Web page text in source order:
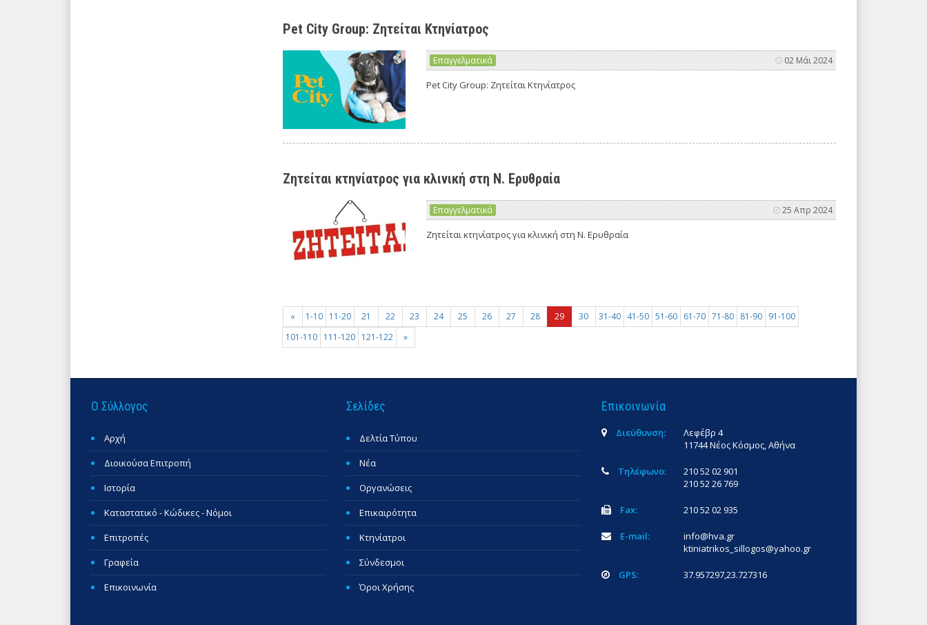
Pet City Group: Ζητείται Κτηνίατρος
Επαγγελματικά 02 Μάι 2024
Pet City Group: Ζητείται Κτηνίατρος
Ζητείται κτηνίατρος για κλινική στη Ν. Ερυθραία
Επαγγελματικά 25 Απρ 2024
Ζητείται κτηνίατρος για κλινική στη Ν. Ερυθραία
« 1-10 11-20 21 22 23 24 25 26 27 28 29 30 31-40 41-50 51-60 61-70 71-80 81-90
91-100
101-110
111-120 121-122 »
Ο Σύλλογος
Αρχή
Διοικούσα Επιτροπή
Ιστορία
Καταστατικό - Κώδικες - Νόμοι
Επιτροπές
Γραφεία
Επικοινωνία
Σελίδες
Δελτία Τύπου
Νέα
Οργανώσεις
Επικαιρότητα
Κτηνίατροι
Σύνδεσμοι
Όροι Χρήσης
Επικοινωνία
Διεύθυνση:
Λεφέβρ 4
11744 Νέος Κόσμος, Αθήνα
Τηλέφωνο:
210 52 02 901
210 52 26 769
Fax: 210 52 02 935
E-mail:
info@hva.gr
ktiniatrikos_sillogos@yahoo.gr
GPS: 37.957297,23.727316